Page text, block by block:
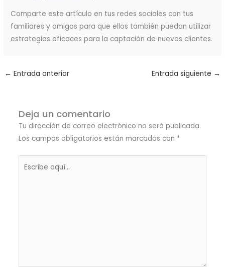
Comparte este artículo en tus redes sociales con tus
familiares y amigos para que ellos también puedan utilizar
estrategias eficaces para la captación de nuevos clientes.
← Entrada anterior Entrada siguiente →
Deja un comentario
Tu dirección de correo electrónico no será publicada.
Los campos obligatorios están marcados con *